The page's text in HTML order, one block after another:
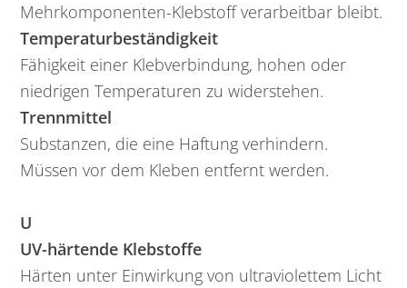
Mehrkomponenten-Klebstoff verarbeitbar bleibt.
Temperaturbeständigkeit
Fähigkeit einer Klebverbindung, hohen oder
niedrigen Temperaturen zu widerstehen.
Trennmittel
Substanzen, die eine Haftung verhindern.
Müssen vor dem Kleben entfernt werden.
U
UV-härtende Klebstoffe
Härten unter Einwirkung von ultraviolettem Licht